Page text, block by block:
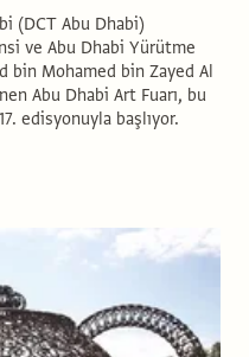
(DCT Abu Dhabi)
ve Abu Dhabi Yürütme
bin Mohamed bin Zayed Al
Abu Dhabi Art Fuarı, bu
edisyonuyla başlıyor.